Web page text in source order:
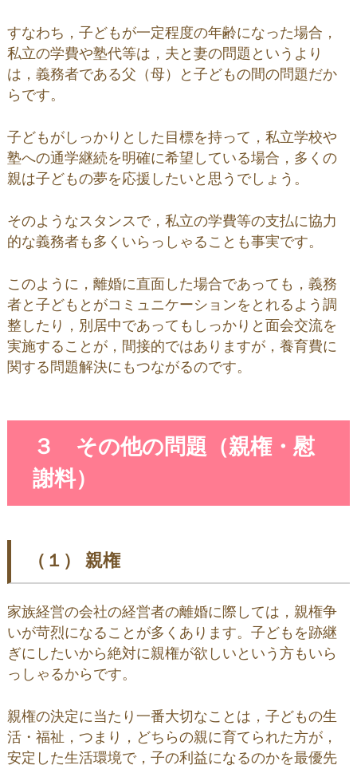
すなわち，子どもが一定程度の年齢になった場合，
私立の学費や塾代等は，夫と妻の問題というより
は，義務者である父（母）と子どもの間の問題だか
らです。
子どもがしっかりとした目標を持って，私立学校や
塾への通学継続を明確に希望している場合，多くの
親は子どもの夢を応援したいと思うでしょう。
そのようなスタンスで，私立の学費等の支払に協力
的な義務者も多くいらっしゃることも事実です。
このように，離婚に直面した場合であっても，義務
者と子どもとがコミュニケーションをとれるよう調
整したり，別居中であってもしっかりと面会交流を
実施することが，間接的ではありますが，養育費に
関する問題解決にもつながるのです。
３ その他の問題（親権・慰
謝料）
（１） 親権
家族経営の会社の経営者の離婚に際しては，親権争
いが苛烈になることが多くあります。子どもを跡継
ぎにしたいから絶対に親権が欲しいという方もいら
っしゃるからです。
親権の決定に当たり一番大切なことは，子どもの生
活・福祉，つまり，どちらの親に育てられた方が，
安定した生活環境で，子の利益になるのかを最優先